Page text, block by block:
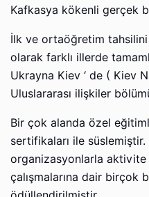
Kafkasya kökenli gerçek
İlk ve ortaöğretim
olarak farklı illerde
Ukrayna Kiev ‘ de ( Kiev
Uluslararası ilişkiler
Bir çok alanda özel
sertifikaları ile süslemiştir.
organizasyonlarla
çalışmalarına dair birçok